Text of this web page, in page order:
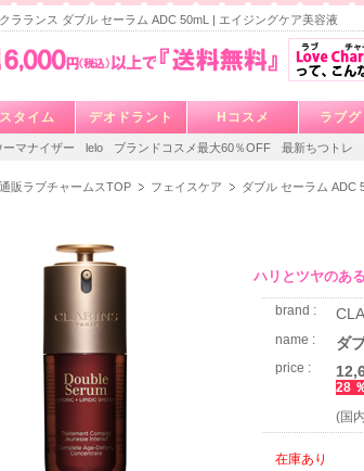
ラランス ダブル セーラム ADC 50mL | エイジングケア美容液
タイム デオドラント Hコスメ ラブ
ーマナイザー lelo ブランドコスメ最大60％OFF 最新ちつトレ
販ラブチャームスTOP フェイスケア ダブル セーラム ADC
ハリとツヤのあ
brand :
name : ダ
price :
28
(国
在庫あり